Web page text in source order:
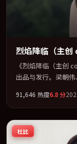
烈焰降临（主创
《烈焰降临（主创
出品与发行。梁朝
类型为骨架，在叙事
内地院线及主流平
喜欢强情节与人物
91,646 热度6.8分
杜比